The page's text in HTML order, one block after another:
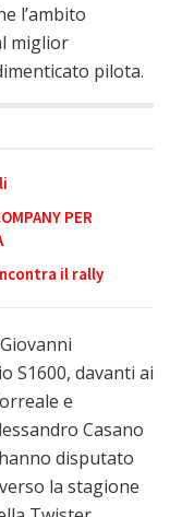
l’ambito
miglior
pilota.
PER
il rally
S1600, davanti ai
e
Casano
disputato
la stagione